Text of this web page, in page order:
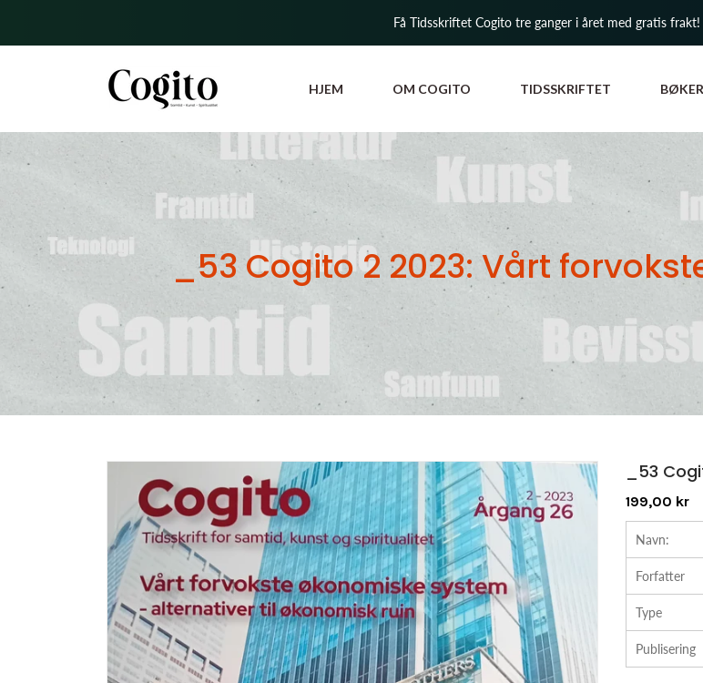
Få Tidsskriftet Cogito tre ganger i året med gratis frakt!
HJEM OM COGITO TIDSSKRIFTET BØKER
_53 Cogito 2 2023: Vårt
_53
199,00 kr
Navn:
Forfatter
Type
Publisering